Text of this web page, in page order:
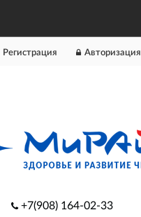
Регистрация Авторизация
+7(908) 164-02-33